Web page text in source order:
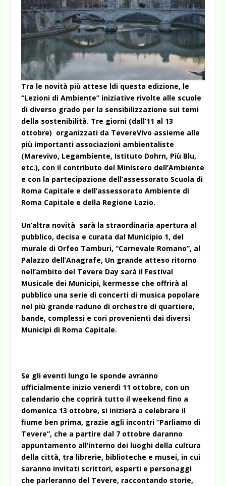
Tra le novità più attese ldi questa edizione, le
“Lezioni di Ambiente” iniziative rivolte alle scuole
di diverso grado per la sensibilizzazione sui temi
della sostenibilità. Tre giorni (dall’11 al 13
ottobre) organizzati da TevereVivo assieme alle
più importanti associazioni ambientaliste
(Marevivo, Legambiente, Istituto Dohrn, Più Blu,
etc.), con il contributo del Ministero dell’Ambiente
e con la partecipazione dell’assessorato Scuola di
Roma Capitale e dell’assessorato Ambiente di
Roma Capitale e della Regione Lazio.
Un’altra novità sarà la straordinaria apertura al
pubblico, decisa e curata dal Municipio 1, del
murale di Orfeo Tamburi, “Carnevale Romano”, al
Palazzo dell’Anagrafe, Un grande atteso ritorno
nell’ambito del Tevere Day sarà il Festival
Musicale dei Municipi, kermesse che offrirà al
pubblico una serie di concerti di musica popolare
nel più grande raduno di orchestre di quartiere,
bande, complessi e cori provenienti dai diversi
Municipi di Roma Capitale.
Se gli eventi lungo le sponde avranno
ufficialmente inizio venerdì 11 ottobre, con un
calendario che coprirà tutto il weekend fino a
domenica 13 ottobre, si inizierà a celebrare il
fiume ben prima, grazie agli incontri “Parliamo di
Tevere”, che a partire dal 7 ottobre daranno
appuntamento all’interno dei luoghi della cultura
della città, tra librerie, biblioteche e musei, in cui
saranno invitati scrittori, esperti e personaggi
che parleranno del Tevere, raccontando storie,